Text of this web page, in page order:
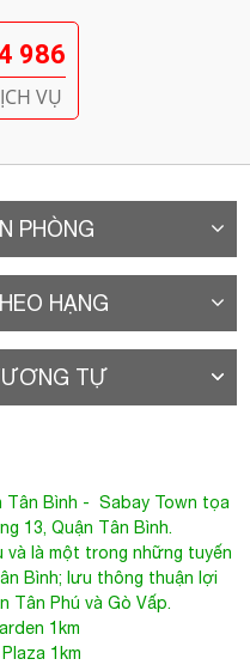
986
VỤ
PHÒNG
HẠNG
TỰ
Tân Bình - Sabay Town tọa
13, Quận Tân Bình.
là một trong những tuyến
Bình; lưu thông thuận lợi
Tân Phú và Gò Vấp.
1km